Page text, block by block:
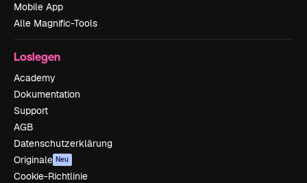
Mobile App
Alle Magnific-Tools
Loslegen
Academy
Dokumentation
Support
AGB
Datenschutzerklärung
Originale Neu
Cookie-Richtlinie